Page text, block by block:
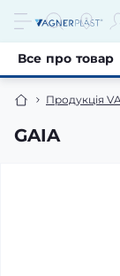
Продукція
GAIA
Все про товар